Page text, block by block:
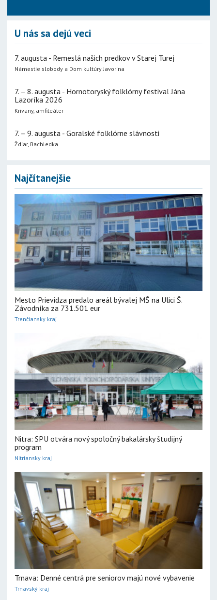
U nás sa dejú veci
7. augusta - Remeslá našich predkov v Starej Turej
Námestie slobody a Dom kultúry Javorina
7. – 8. augusta - Hornotoryský folklórny festival Jána
Lazoríka 2026
Krivany, amfiteáter
7. – 9. augusta - Goralské folklórne slávnosti
Ždiar, Bachledka
Najčítanejšie
Mesto Prievidza predalo areál bývalej MŠ na Ulici Š.
Závodníka za 731.501 eur
Trenčiansky kraj
Nitra: SPU otvára nový spoločný bakalársky študijný
program
Nitriansky kraj
Trnava: Denné centrá pre seniorov majú nové vybavenie
Trnavský kraj